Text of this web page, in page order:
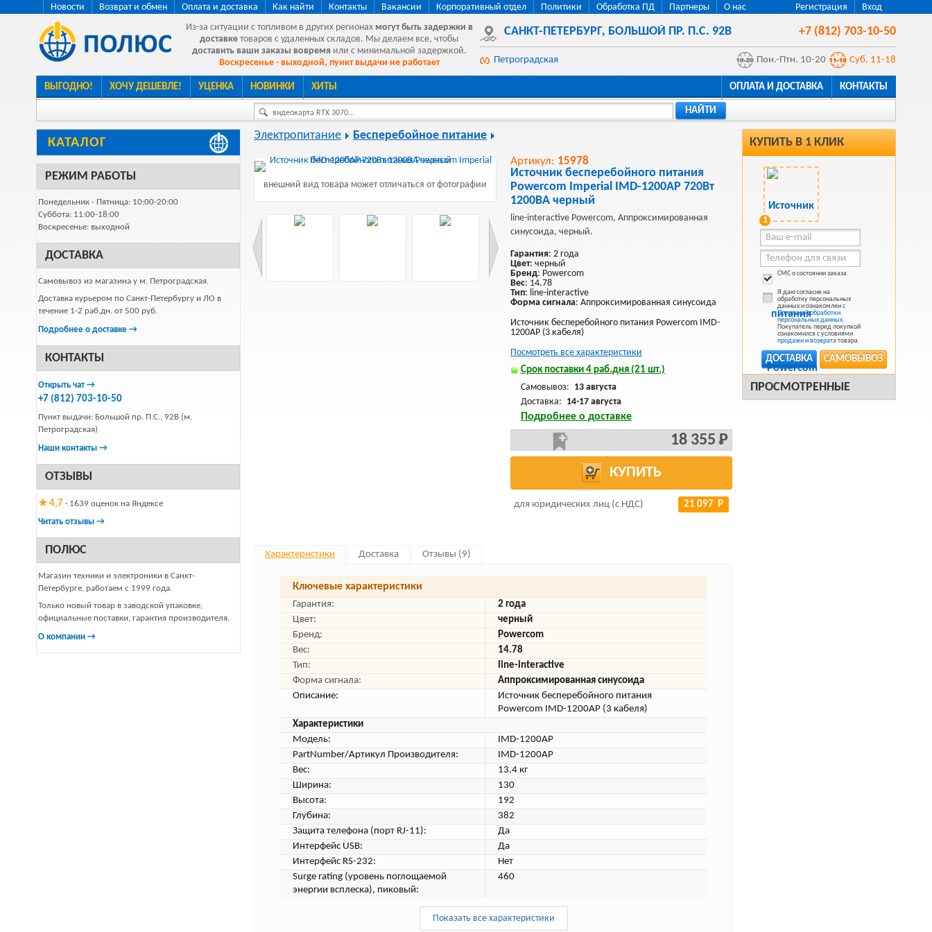
Регистрация Вход
Новости Возврат и обмен Оплата и доставка Как найти Контакты Вакансии Корпоративный отдел Политики Обработка ПД Партнеры
О нас
Из-за ситуации с топливом в других регионах могут быть задержки в
доставке товаров с удаленных складов. Мы делаем все, чтобы
доставить ваши заказы вовремя или с минимальной задержкой.
Воскресенье - выходной, пункт выдачи не работает
САНКТ-ПЕТЕРБУРГ, БОЛЬШОЙ ПР. П.С. 92В +7 (812) 703-10-50
Петроградская Пон.-Птн. 10-20 Суб. 11-18
ВЫГОДНО! ХОЧУ ДЕШЕВЛЕ! УЦЕНКА НОВИНКИ ХИТЫ ОПЛАТА И ДОСТАВКА КОНТАКТЫ
видеокарта RTX 3070... НАЙТИ
КАТАЛОГ
РЕЖИМ РАБОТЫ
Понедельник - Пятница: 10:00-20:00
Суббота: 11:00-18:00
Воскресенье: выходной
ДОСТАВКА
Самовывоз из магазина у м. Петроградская.
Доставка курьером по Санкт-Петербургу и ЛО в
течение 1-2 раб.дн. от 500 руб.
Подробнее о доставке →
КОНТАКТЫ
Открыть чат →
+7 (812) 703-10-50
Пункт выдачи: Большой пр. П.С., 92В (м.
Петроградская)
Наши контакты →
ОТЗЫВЫ
★ 4,7 · 1639 оценок на Яндексе
Читать отзывы →
ПОЛЮС
Магазин техники и электроники в Санкт-
Петербурге, работаем с 1999 года.
Только новый товар в заводской упаковке,
официальные поставки, гарантия производителя.
О компании →
КУПИТЬ В 1 КЛИК
1
СМС о состоянии заказа
Я даю согласие на
обработку персональных
данных и ознакомлен с
Политикой обработки
персональных данных.
Покупатель перед покупкой
ознакомился с условиями
продажиивозврататовара.
САМОВЫВОЗ
ДОСТАВКА
ПРОСМОТРЕННЫЕ
Электропитание Бесперебойное питание
внешний вид товара может отличаться от фотографии
Артикул: 15978
Источник бесперебойного питания
Powercom Imperial IMD-1200AP 720Вт
1200ВА черный
line-interactive Powercom, Аппроксимированная
синусоида, черный.
Гарантия: 2 года
Цвет: черный
Бренд: Powercom
Вес: 14.78
Тип: line-interactive
Форма сигнала: Аппроксимированная синусоида
Источник бесперебойного питания Powercom IMD-
1200AP (3 кабеля)
Посмотреть все характеристики
Срок поставки 4 раб.дня (21 шт.)
Самовывоз: 13 августа
Доставка: 14-17 августа
Подробнее о доставке
18 355 Р
КУПИТЬ
для юридических лиц (с НДС) 21 097 Р
Характеристики Доставка Отзывы (9)
Ключевые характеристики
Гарантия:
2 года
Цвет:
черный
Бренд:
Powercom
Вес:
14.78
Тип:
line-interactive
Форма сигнала:
Аппроксимированная синусоида
Описание:
Источник бесперебойного питания
Powercom IMD-1200AP (3 кабеля)
Характеристики
Модель:
IMD-1200AP
PartNumber/Артикул Производителя:
IMD-1200AP
Вес:
13.4 кг
Ширина:
130
Высота:
192
Глубина:
382
Защита телефона (порт RJ-11):
Да
Интерфейс USB:
Да
Интерфейс RS-232:
Нет
Surge rating (уровень поглощаемой
энергии всплеска), пиковый:
460
Показать все характеристики